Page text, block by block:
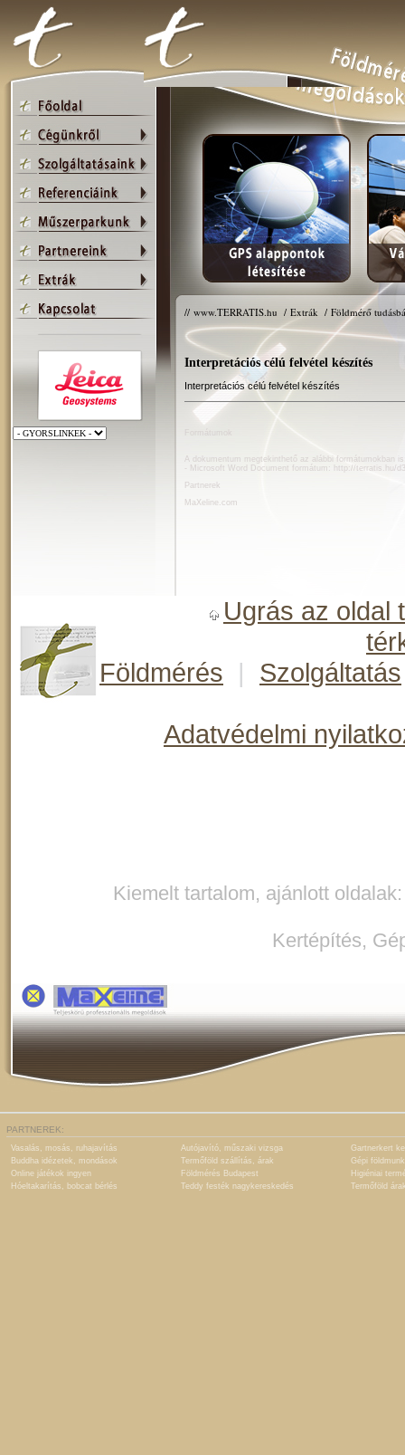
// www.TERRATIS.hu / Extrák / Földmérő
Interpretációs célú felvétel készítés
Interpretációs célú felvétel készítés
A dokumentum megtekinthető az alábbi formátumokban
- Microsoft Word Document formátum:
http://terratis.hu/
Partnerek
MaXeline.com
Ugrás az oldal
Földmérés
| Szolgáltatás
Adatvédelmi
Kiemelt tartalom, ajánlott
Kertépítés,
PARTNEREK:
Vasalás, mosás, ruhajavítás Autójavító, műszaki vizsga
Gartnerkert
Buddha idézetek, mondások
Termőföld szállítás, árak
Gépi
Online játékok ingyen
Földmérés Budapest
Higiéniai
Hóeltakarítás, bobcat bérlés
Teddy festék nagykereskedés Termőföld